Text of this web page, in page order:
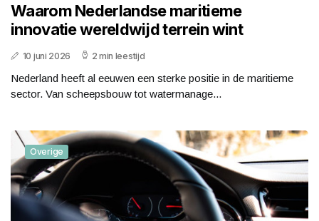
Waarom Nederlandse maritieme
innovatie wereldwijd terrein wint
10 juni 2026 2 min leestijd
Nederland heeft al eeuwen een sterke positie in de maritieme
sector. Van scheepsbouw tot watermanage...
Overige